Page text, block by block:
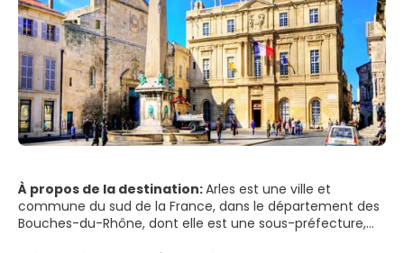
À propos de la destination:Arles est une ville et
commune du sud de la France, dans le département des
Bouches-du-Rhône, dont elle est une sous-préfecture,